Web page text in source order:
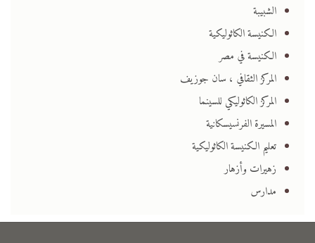
الشبيبة
الكنيسة الكاثوليكية
الكنيسة في مصر
المركز الثقافي ، سان جوزيف
المركز الكاثوليكي للسينما
المسيرة الفرنسيسكانية
تعليم الكنيسة الكاثوليكية
زهيرات وأزهار
مدارس